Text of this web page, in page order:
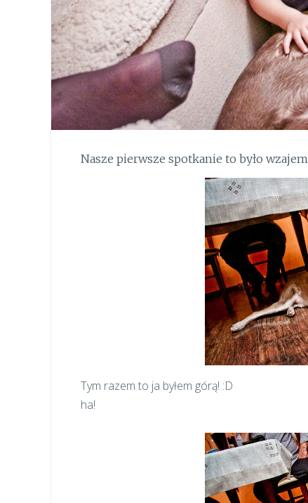
Nasze pierwsze spotkanie to było
Tym razem to ja byłem górą! :D
ha!